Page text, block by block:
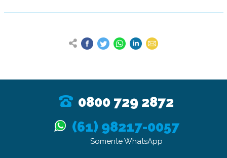
0800 729 2872
(61) 98217-0057
Somente WhatsApp